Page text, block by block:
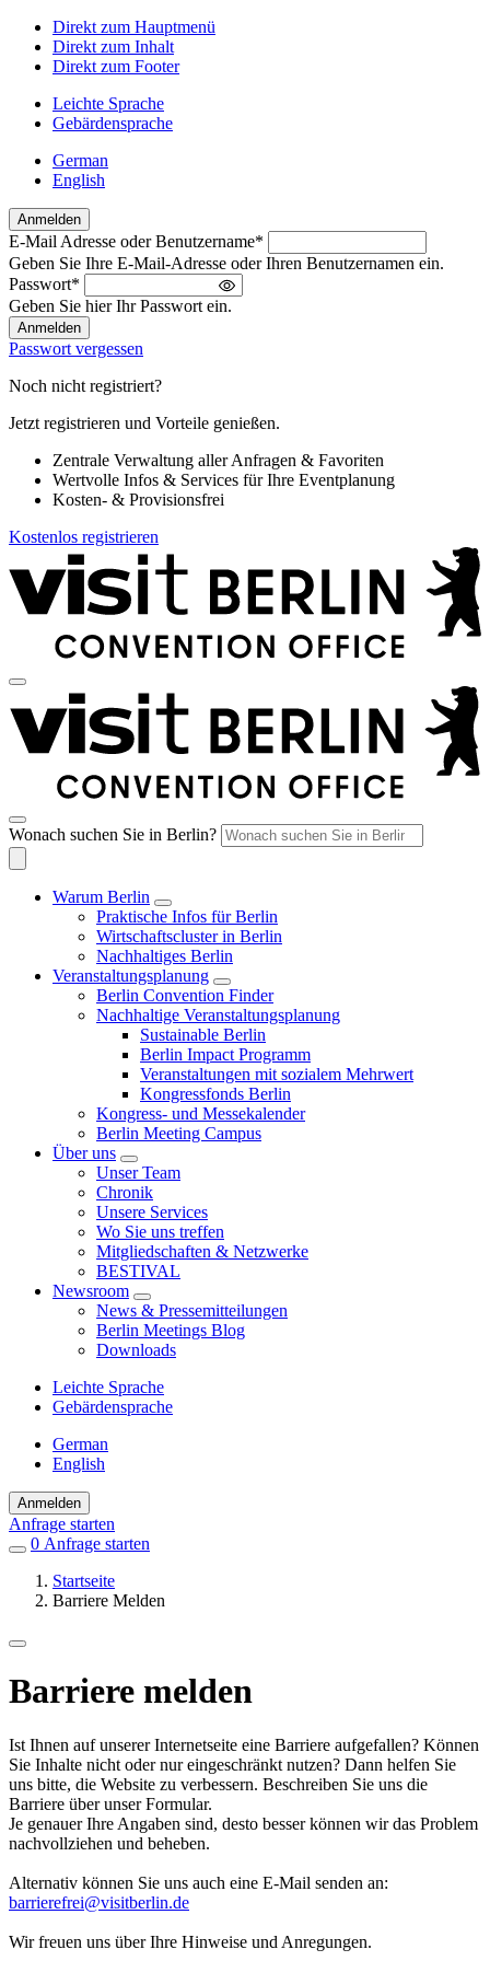
Direkt zum Hauptmenü
Direkt zum Inhalt
Direkt zum Footer
Leichte Sprache
Gebärdensprache
German
English
Anmelden
Willkommen
zurück!
Bitte
melden
Sie
sich
an
E-Mail Adresse oder Benutzername*
Geben Sie Ihre E-Mail-Adresse oder Ihren Benutzernamen ein.
Passwort*
Geben Sie hier Ihr Passwort ein.
Passwort vergessen
Noch nicht registriert?
Jetzt registrieren und Vorteile genießen.
Zentrale Verwaltung aller Anfragen & Favoriten
Wertvolle Infos & Services für Ihre Eventplanung
Kosten- & Provisionsfrei
Kostenlos registrieren
Wonach suchen Sie in Berlin?
Warum Berlin
Praktische Infos für Berlin
Wirtschaftscluster in Berlin
Nachhaltiges Berlin
Veranstaltungsplanung
Berlin Convention Finder
Nachhaltige Veranstaltungsplanung
Sustainable Berlin
Berlin Impact Programm
Veranstaltungen mit sozialem Mehrwert
Kongressfonds Berlin
Kongress- und Messekalender
Berlin Meeting Campus
Über uns
Unser Team
Chronik
Unsere Services
Wo Sie uns treffen
Mitgliedschaften & Netzwerke
BESTIVAL
Newsroom
News & Pressemitteilungen
Berlin Meetings Blog
Downloads
Leichte Sprache
Gebärdensprache
German
English
Anmelden
Anfrage starten
0 Einträge
Favoriten
Anfrage starten
Startseite
Barriere Melden
Barriere melden
Ist Ihnen auf unserer Internetseite eine Barriere aufgefallen? Können
Sie Inhalte nicht oder nur eingeschränkt nutzen? Dann helfen Sie
uns bitte, die Website zu verbessern. Beschreiben Sie uns die
Barriere über unser Formular.
Je genauer Ihre Angaben sind, desto besser können wir das Problem
nachvollziehen und beheben.
Alternativ können Sie uns auch eine E-Mail senden an:
barrierefrei@visitberlin.de
Wir freuen uns über Ihre Hinweise und Anregungen.